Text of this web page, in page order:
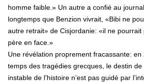
homme faible.» Un autre a confié au
longtemps que Benzion vivrait, «Bibi ne
autre retrait» de Cisjordanie: «il ne pourrait
père en face.»
Une révélation proprement fracassante: en
temps des tragédies grecques, le destin
instable de l’histoire n’est pas guidé par